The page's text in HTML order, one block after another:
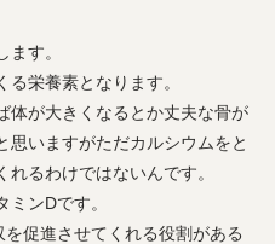
す。
栄養素となります。
体が大きくなるとか丈夫な骨が
思いますがただカルシウムをと
るわけではないんです。
ンDです。
促進させてくれる役割がある